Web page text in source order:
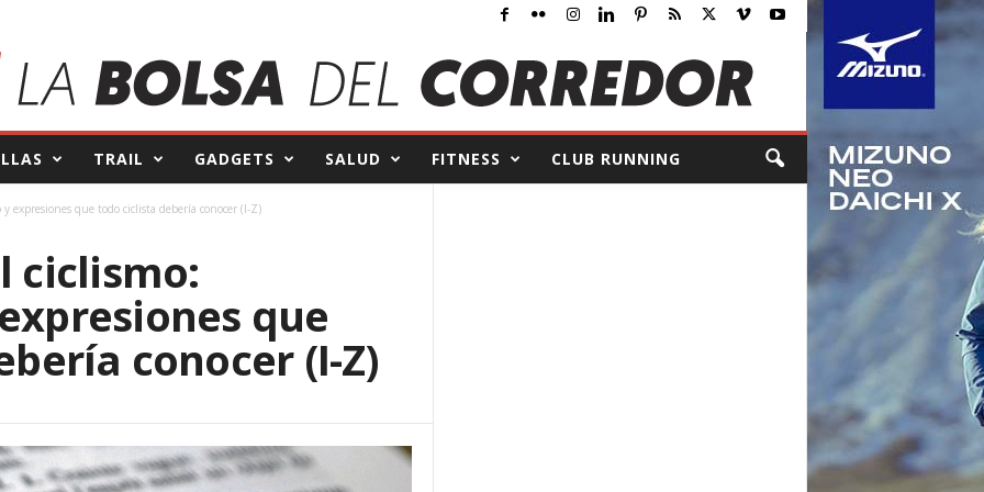
TRAIL GADGETS SALUD FITNESS CLUB RUNNING
expresiones que todo ciclista debería conocer (I-Z)
ciclismo:
que
conocer (I-Z)